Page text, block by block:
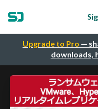
Upgrade to Pro —
downloads,